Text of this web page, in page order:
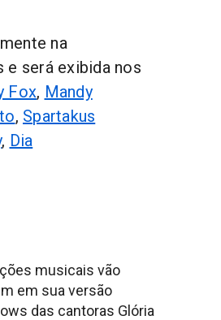
na
e será exibida nos
Fox, Mandy
, Spartakus
, Dia
musicais vão
em sua versão
das cantoras Glória